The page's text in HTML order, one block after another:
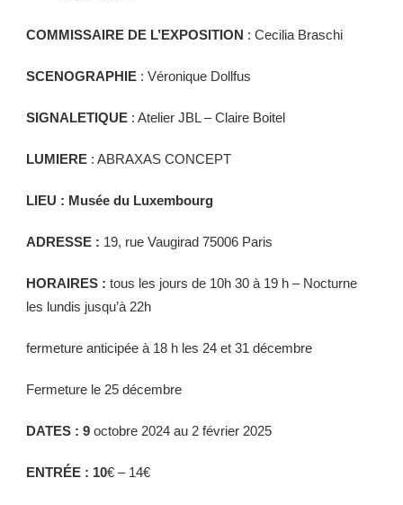
COMMISSAIRE DE L’EXPOSITION : Cecilia Braschi
SCENOGRAPHIE : Véronique Dollfus
SIGNALETIQUE : Atelier JBL – Claire Boitel
LUMIERE : ABRAXAS CONCEPT
LIEU : Musée du Luxembourg
ADRESSE : 19, rue Vaugirad 75006 Paris
HORAIRES : tous les jours de 10h 30 à 19 h – Nocturne
les lundis jusqu’à 22h
fermeture anticipée à 18 h les 24 et 31 décembre
Fermeture le 25 décembre
DATES : 9 octobre 2024 au 2 février 2025
ENTRÉE : 10€ – 14€